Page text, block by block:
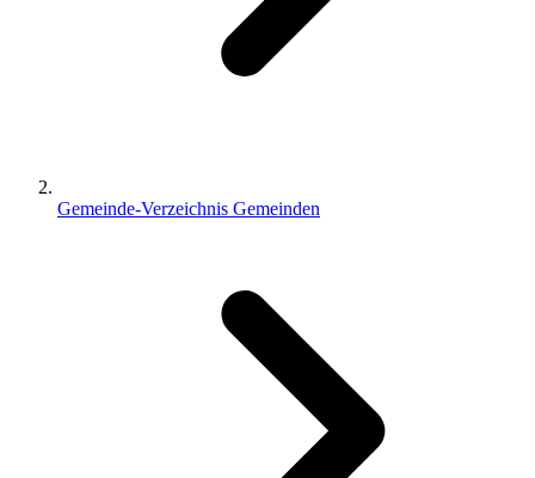
Gemeinde-Verzeichnis Gemeinden